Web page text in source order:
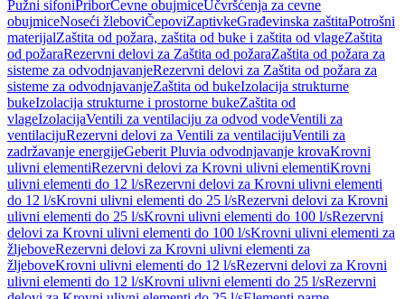
Pužni sifoniPriborCevne obujmiceUčvršćenja za cevne
obujmiceNoseći žleboviČepoviZaptivkeGrađevinska zaštitaPotrošni
materijalZaštita od požara, zaštita od buke i zaštita od vlageZaštita
od požaraRezervni delovi za Zaštita od požaraZaštita od požara za
sisteme za odvodnjavanjeRezervni delovi za Zaštita od požara za
sisteme za odvodnjavanjeZaštita od bukeIzolacija strukturne
bukeIzolacija strukturne i prostorne bukeZaštita od
vlageIzolacijaVentili za ventilaciju za odvod vodeVentili za
ventilacijuRezervni delovi za Ventili za ventilacijuVentili za
zadržavanje energijeGeberit Pluvia odvodnjavanje krovaKrovni
ulivni elementiRezervni delovi za Krovni ulivni elementiKrovni
ulivni elementi do 12 l/sRezervni delovi za Krovni ulivni elementi
do 12 l/sKrovni ulivni elementi do 25 l/sRezervni delovi za Krovni
ulivni elementi do 25 l/sKrovni ulivni elementi do 100 l/sRezervni
delovi za Krovni ulivni elementi do 100 l/sKrovni ulivni elementi za
žljeboveRezervni delovi za Krovni ulivni elementi za
žljeboveKrovni ulivni elementi do 12 l/sRezervni delovi za Krovni
ulivni elementi do 12 l/sKrovni ulivni elementi do 25 l/sRezervni